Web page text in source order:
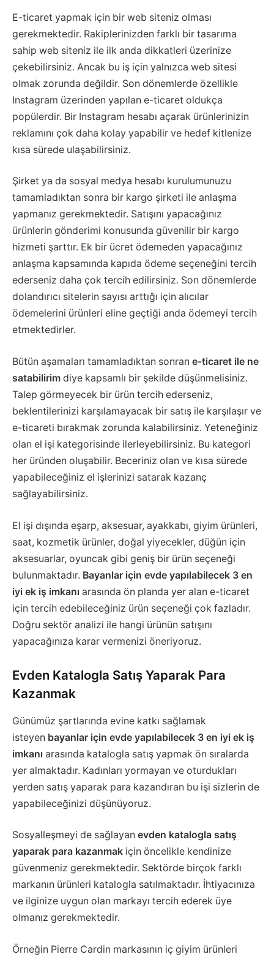
E-ticaret yapmak için bir web siteniz olması
gerekmektedir. Rakiplerinizden farklı bir tasarıma
sahip web siteniz ile ilk anda dikkatleri üzerinize
çekebilirsiniz. Ancak bu iş için yalnızca web sitesi
olmak zorunda değildir. Son dönemlerde özellikle
Instagram üzerinden yapılan e-ticaret oldukça
popülerdir. Bir Instagram hesabı açarak ürünlerinizin
reklamını çok daha kolay yapabilir ve hedef kitlenize
kısa sürede ulaşabilirsiniz.
Şirket ya da sosyal medya hesabı kurulumunuzu
tamamladıktan sonra bir kargo şirketi ile anlaşma
yapmanız gerekmektedir. Satışını yapacağınız
ürünlerin gönderimi konusunda güvenilir bir kargo
hizmeti şarttır. Ek bir ücret ödemeden yapacağınız
anlaşma kapsamında kapıda ödeme seçeneğini tercih
ederseniz daha çok tercih edilirsiniz. Son dönemlerde
dolandırıcı sitelerin sayısı arttığı için alıcılar
ödemelerini ürünleri eline geçtiği anda ödemeyi tercih
etmektedirler.
Bütün aşamaları tamamladıktan sonran e-ticaret ile ne
satabilirim diye kapsamlı bir şekilde düşünmelisiniz.
Talep görmeyecek bir ürün tercih ederseniz,
beklentilerinizi karşılamayacak bir satış ile karşılaşır ve
e-ticareti bırakmak zorunda kalabilirsiniz. Yeteneğiniz
olan el işi kategorisinde ilerleyebilirsiniz. Bu kategori
her üründen oluşabilir. Beceriniz olan ve kısa sürede
yapabileceğiniz el işlerinizi satarak kazanç
sağlayabilirsiniz.
El işi dışında eşarp, aksesuar, ayakkabı, giyim ürünleri,
saat, kozmetik ürünler, doğal yiyecekler, düğün için
aksesuarlar, oyuncak gibi geniş bir ürün seçeneği
bulunmaktadır. Bayanlar için evde yapılabilecek 3 en
iyi ek iş imkanı arasında ön planda yer alan e-ticaret
için tercih edebileceğiniz ürün seçeneği çok fazladır.
Doğru sektör analizi ile hangi ürünün satışını
yapacağınıza karar vermenizi öneriyoruz.
Evden Katalogla Satış Yaparak Para
Kazanmak
Günümüz şartlarında evine katkı sağlamak
isteyen bayanlar için evde yapılabilecek 3 en iyi ek iş
imkanı arasında katalogla satış yapmak ön sıralarda
yer almaktadır. Kadınları yormayan ve oturdukları
yerden satış yaparak para kazandıran bu işi sizlerin de
yapabileceğinizi düşünüyoruz.
Sosyalleşmeyi de sağlayan evden katalogla satış
yaparak para kazanmak için öncelikle kendinize
güvenmeniz gerekmektedir. Sektörde birçok farklı
markanın ürünleri katalogla satılmaktadır. İhtiyacınıza
ve ilginize uygun olan markayı tercih ederek üye
olmanız gerekmektedir.
Örneğin Pierre Cardin markasının iç giyim ürünleri